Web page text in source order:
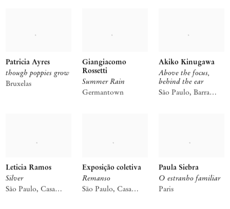
though poppies grow
Patricia Ayres
Bruxelas Summer Rain
Giangiacomo
Rossetti
Germantown
Above the focus,
behind the ear
Akiko Kinugawa
São Paulo, Barra
Silver
Leticia Ramos
São Paulo, Casa
Remanso
Exposição coletiva
São Paulo, Casa
O estranho familiar
Paula Siebra
Paris